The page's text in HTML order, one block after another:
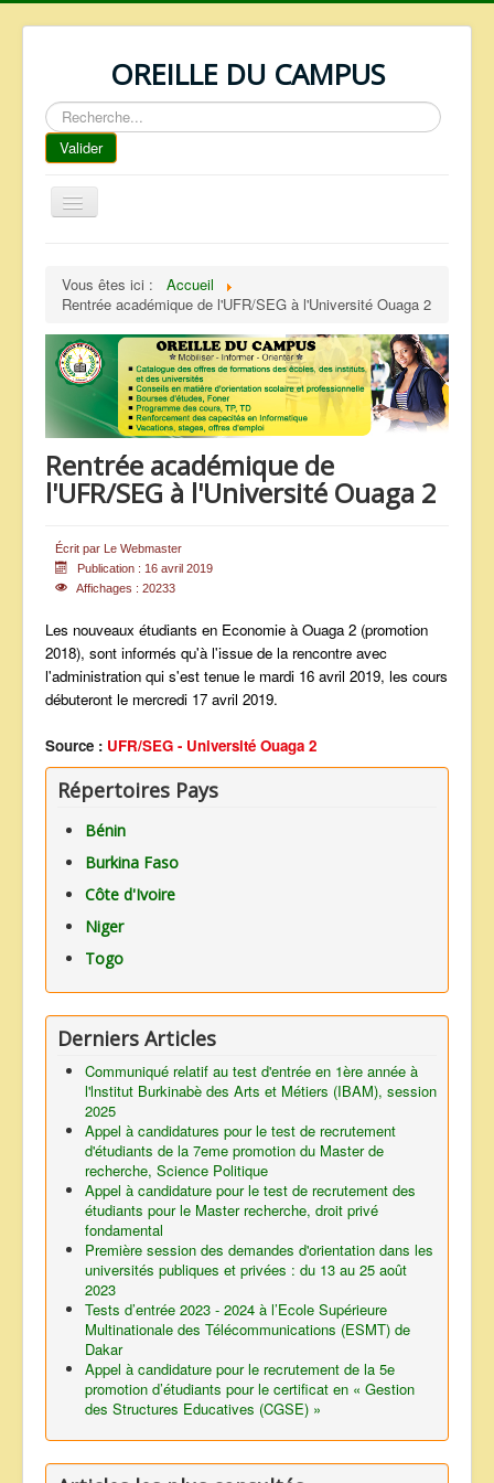
OREILLE DU CAMPUS
Rechercher
Valider
Basculer
la
REPERTOIRE
QUI SOMMES NOUS ?
NOS SERVICES
FAQ
CONTACTS
TELECHARGEMENTS
Vous êtes ici :
Accueil
Rentrée académique de l'UFR/SEG à l'Université Ouaga 2
Rentrée académique de
l'UFR/SEG à l'Université Ouaga 2
Écrit par Le Webmaster
Publication : 16 avril 2019
Affichages : 20233
Les nouveaux étudiants en Economie à Ouaga 2 (promotion
2018), sont informés qu'à l'issue de la rencontre avec
l'administration qui s'est tenue le mardi 16 avril 2019, les cours
débuteront le mercredi 17 avril 2019.
Source : UFR/SEG - Université Ouaga 2
Répertoires Pays
Bénin
Burkina Faso
Côte d'Ivoire
Niger
Togo
Derniers Articles
Communiqué relatif au test d'entrée en 1ère année à
l'lnstitut Burkinabè des Arts et Métiers (IBAM), session
2025
Appel à candidatures pour le test de recrutement
d'étudiants de la 7eme promotion du Master de
recherche, Science Politique
Appel à candidature pour le test de recrutement des
étudiants pour le Master recherche, droit privé
fondamental
Première session des demandes d'orientation dans les
universités publiques et privées : du 13 au 25 août
2023
Tests d’entrée 2023 - 2024 à l’Ecole Supérieure
Multinationale des Télécommunications (ESMT) de
Dakar
Appel à candidature pour le recrutement de la 5e
promotion d’étudiants pour le certificat en « Gestion
des Structures Educatives (CGSE) »